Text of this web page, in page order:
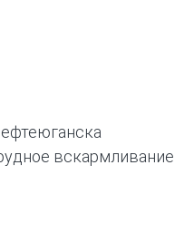
вскармливание